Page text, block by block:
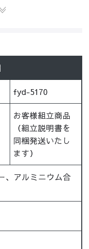
fyd-5170
お客様組立商品
（組立説明書を
同梱発送いたし
ます）
、アルミニウム合